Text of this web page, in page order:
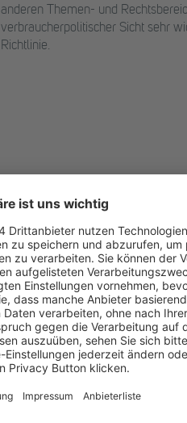
anderen Themen- und
verbraucherpolitischer Sicht sehr
Richtlinie.